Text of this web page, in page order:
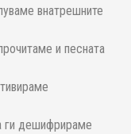
внатрешните
и песната
ги дешифрираме